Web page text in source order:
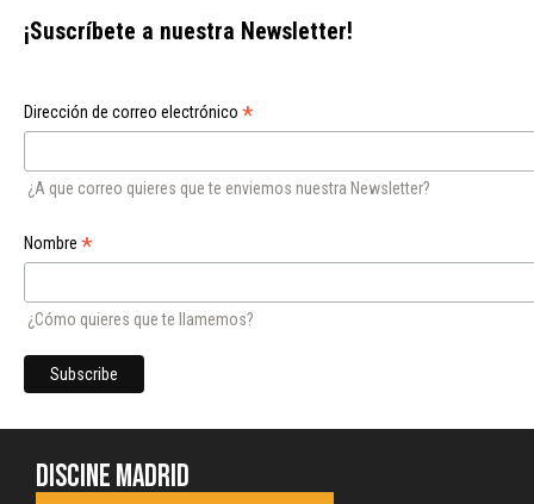
¡Suscríbete a nuestra Newsletter!
Dirección de correo electrónico *
¿A que correo quieres que te enviemos nuestra Newsletter?
Nombre *
¿Cómo quieres que te llamemos?
Discine Madrid